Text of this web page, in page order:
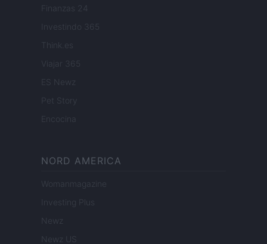
Finanzas 24
Investindo 365
Think.es
Viajar 365
ES Newz
Pet Story
Encocina
NORD AMERICA
Womanmagazine
Investing Plus
Newz
Newz US